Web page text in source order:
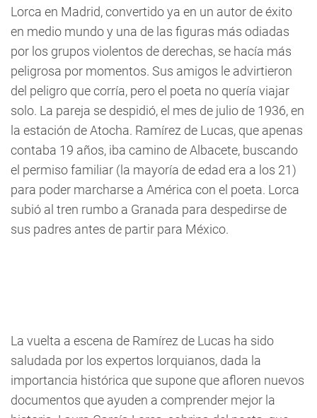
Lorca en Madrid, convertido ya en un autor de éxito
en medio mundo y una de las figuras más odiadas
por los grupos violentos de derechas, se hacía más
peligrosa por momentos. Sus amigos le advirtieron
del peligro que corría, pero el poeta no quería viajar
solo. La pareja se despidió, el mes de julio de 1936, en
la estación de Atocha. Ramírez de Lucas, que apenas
contaba 19 años, iba camino de Albacete, buscando
el permiso familiar (la mayoría de edad era a los 21)
para poder marcharse a América con el poeta. Lorca
subió al tren rumbo a Granada para despedirse de
sus padres antes de partir para México.
La vuelta a escena de Ramírez de Lucas ha sido
saludada por los expertos lorquianos, dada la
importancia histórica que supone que afloren nuevos
documentos que ayuden a comprender mejor la